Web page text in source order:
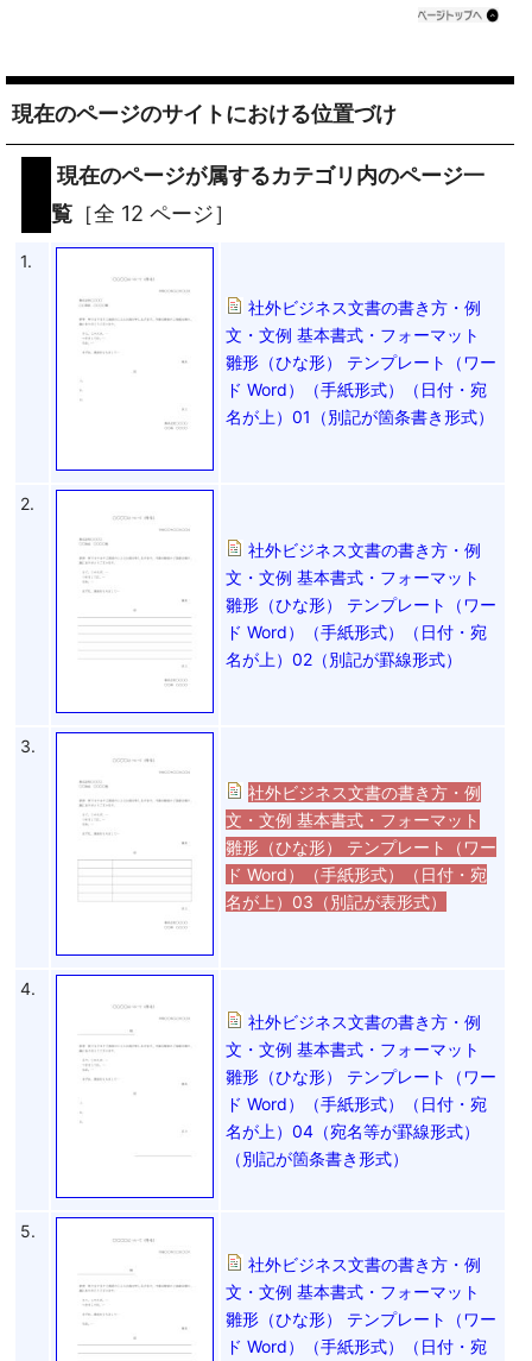
現在のページのサイトにおける位置づけ
現在のページが属するカテゴリ内のページ一
覧 ［全 12 ページ］
1.
社外ビジネス文書の書き方・例
文・文例 基本書式・フォーマット
雛形（ひな形） テンプレート（ワー
ド Word）（手紙形式）（日付・宛
名が上）01（別記が箇条書き形式）
2.
社外ビジネス文書の書き方・例
文・文例 基本書式・フォーマット
雛形（ひな形） テンプレート（ワー
ド Word）（手紙形式）（日付・宛
名が上）02（別記が罫線形式）
3.
社外ビジネス文書の書き方・例
文・文例 基本書式・フォーマット
雛形（ひな形） テンプレート（ワー
ド Word）（手紙形式）（日付・宛
名が上）03（別記が表形式）
4.
社外ビジネス文書の書き方・例
文・文例 基本書式・フォーマット
雛形（ひな形） テンプレート（ワー
ド Word）（手紙形式）（日付・宛
名が上）04（宛名等が罫線形式）
（別記が箇条書き形式）
5.
社外ビジネス文書の書き方・例
文・文例 基本書式・フォーマット
雛形（ひな形） テンプレート（ワー
ド Word）（手紙形式）（日付・宛